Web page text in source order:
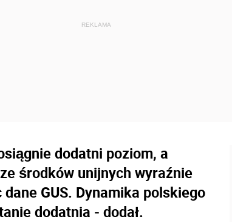
dodatni poziom, a
środków unijnych wyraźnie
GUS. Dynamika polskiego
dodatnia - dodał.